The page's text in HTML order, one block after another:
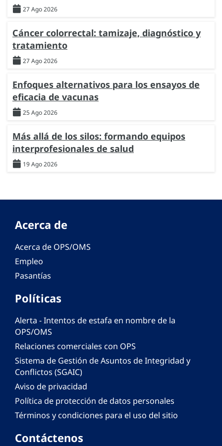
27 Ago 2026
Cáncer colorrectal: tamizaje, diagnóstico y
tratamiento
27 Ago 2026
Enfoques alternativos para los ensayos de
eficacia de vacunas
25 Ago 2026
Más allá de los silos: formando equipos
interprofesionales de salud
19 Ago 2026
Acerca de
Acerca de OPS/OMS
Empleo
Pasantías
Políticas
Alerta - Intentos de estafa en nombre de la
OPS/OMS
Relaciones comerciales con OPS
Sistema de Gestión de Asuntos de Integridad y
Conflictos (SGAIC)
Aviso de privacidad
Política de protección de datos personales
Términos y condiciones para el uso del sitio
Contáctenos